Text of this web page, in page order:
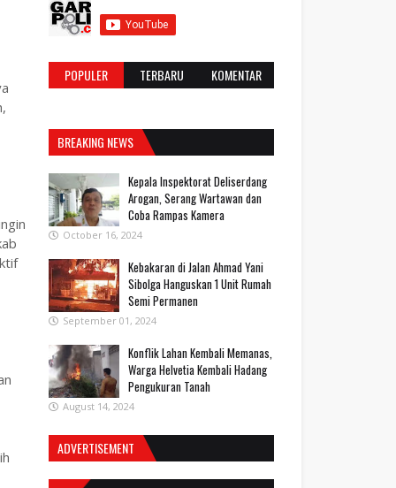
POPULER TERBARU KOMENTAR
BREAKING NEWS
Kepala Inspektorat Deliserdang
Arogan, Serang Wartawan dan
Coba Rampas Kamera
October 16, 2024
Kebakaran di Jalan Ahmad Yani
Sibolga Hanguskan 1 Unit Rumah
Semi Permanen
September 01, 2024
Konflik Lahan Kembali Memanas,
Warga Helvetia Kembali Hadang
Pengukuran Tanah
August 14, 2024
ADVERTISEMENT